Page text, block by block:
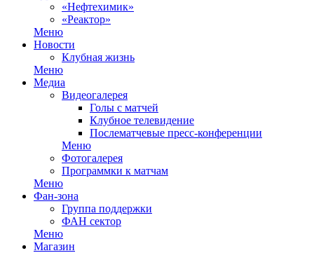
«Нефтехимик»
«Реактор»
Меню
Новости
Клубная жизнь
Меню
Медиа
Видеогалерея
Голы с матчей
Клубное телевидение
Послематчевые пресс-конференции
Меню
Фотогалерея
Программки к матчам
Меню
Фан-зона
Группа поддержки
ФАН сектор
Меню
Магазин